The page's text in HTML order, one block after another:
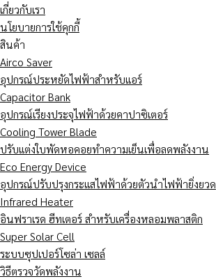
เกี่ยวกับเรา
นโยบายการใช้คุกกี้
สินค้า
Airco Saver
อุปกรณ์ประหยัดไฟฟ้าสำหรับแอร์
Capacitor Bank
อุปกรณ์เรียงประจุไฟฟ้าด้วยคาปาซิเตอร์
Cooling Tower Blade
ปรับแต่งใบพัดหอคอยทำความเย็นเพื่อลดพลังงาน
Eco Energy Device
อุปกรณ์ปรับปรุงกระแสไฟฟ้าด้วยตัวนำไฟฟ้ายิ่งยวด
Infrared Heater
อินฟราเรด ฮีทเตอร์ สำหรับเครื่องหลอมพลาสติก
Super Solar Cell
ระบบซุปเปอร์โซล่า เซลล์
วิธีตรวจวัดพลังงาน